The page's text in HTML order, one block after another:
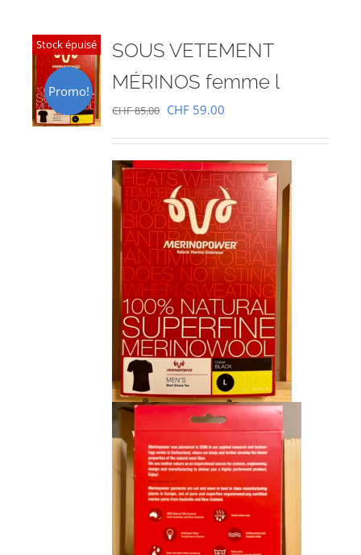
Stock épuisé
Promo!
SOUS VETEMENT
MÉRINOS femme l
CHF85.00 Le
initial
était :
CHF 85.00.
CHF 59.00
actuel
est :
CHF 59.00.